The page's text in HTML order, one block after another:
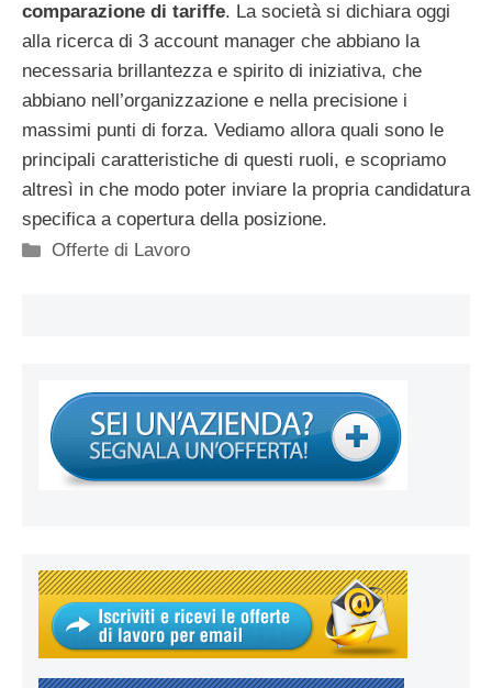
comparazione di tariffe. La società si dichiara oggi
alla ricerca di 3 account manager che abbiano la
necessaria brillantezza e spirito di iniziativa, che
abbiano nell’organizzazione e nella precisione i
massimi punti di forza. Vediamo allora quali sono le
principali caratteristiche di questi ruoli, e scopriamo
altresì in che modo poter inviare la propria candidatura
specifica a copertura della posizione.
Categorie
Offerte di Lavoro